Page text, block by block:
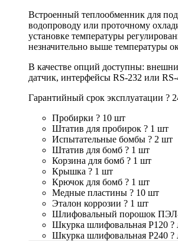
Встроенный теплообменник для
водопроводу или проточному
установке температуры
незначительно выше температуры
В качестве опций доступны:
датчик, интерфейсы RS-232 или RS-
Гарантийный срок эксплуатации ?
Пробирки ? 10 шт
Штатив для пробирок ? 1 шт
Испытательные бомбы ? 2 шт
Штатив для бомб ? 1 шт
Корзина для бомб ? 1 шт
Крышка ? 1 шт
Крючок для бомб ? 1 шт
Медные пластины ? 10 шт
Эталон коррозии ? 1 шт
Шлифовальный порошок ПЭЛ-
Шкурка шлифовальная Р120 ?
Шкурка шлифовальная Р240 ?